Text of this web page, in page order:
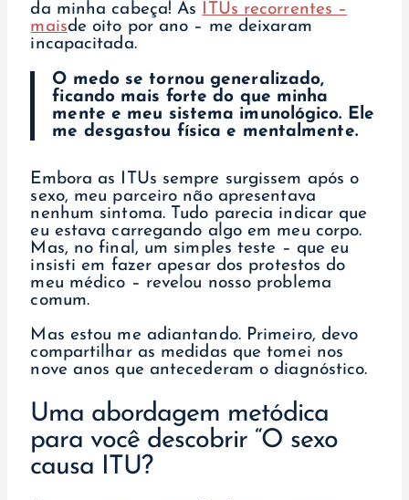
da minha cabeça! As ITUs recorrentes –
maisde oito por ano – me deixaram
incapacitada.
O medo se tornou generalizado,
ficando mais forte do que minha
mente e meu sistema imunológico. Ele
me desgastou física e mentalmente.
Embora as ITUs sempre surgissem após o
sexo, meu parceiro não apresentava
nenhum sintoma. Tudo parecia indicar que
eu estava carregando algo em meu corpo.
Mas, no final, um simples teste – que eu
insisti em fazer apesar dos protestos do
meu médico – revelou nosso problema
comum.
Mas estou me adiantando. Primeiro, devo
compartilhar as medidas que tomei nos
nove anos que antecederam o diagnóstico.
Uma abordagem metódica
para você descobrir “O sexo
causa ITU?